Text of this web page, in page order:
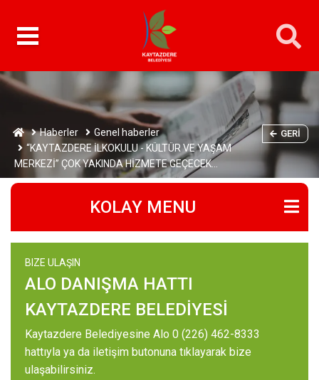
Haberler
Genel haberler
“KAYTAZDERE İLKOKULU - KÜLTÜR VE YAŞAM
MERKEZİ” ÇOK YAKINDA HİZMETE GEÇECEK…
GERI
KOLAY MENU
BIZE ULAŞIN
ALO DANIŞMA HATTI
KAYTAZDERE BELEDİYESİ
Kaytazdere Belediyesine Alo 0 (226) 462-8333
hattıyla ya da iletişim butonuna tıklayarak bize
ulaşabilirsiniz.